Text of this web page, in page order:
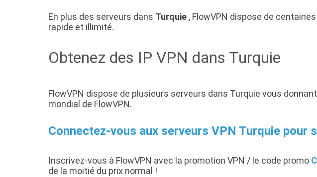
En plus des serveurs dans Turquie , FlowVPN dispose de
rapide et illimité.
Obtenez des IP VPN dans Turquie
FlowVPN dispose de plusieurs serveurs dans Turquie vous
mondial de FlowVPN.
Connectez-vous aux serveurs VPN Turquie pour
Inscrivez-vous à FlowVPN avec la promotion VPN / le code promo
de la moitié du prix normal !